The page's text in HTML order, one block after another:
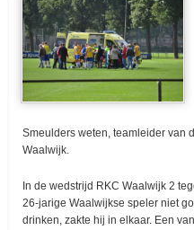
Smeulders weten, teamleider van
Waalwijk.
In de wedstrijd RKC Waalwijk 2
26-jarige Waalwijkse speler niet
drinken, zakte hij in elkaar. Een